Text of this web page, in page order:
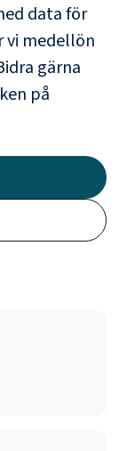
data för
vi medellön
gärna
på